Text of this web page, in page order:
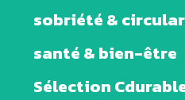
sobriété &
santé & bien-être
Sélection